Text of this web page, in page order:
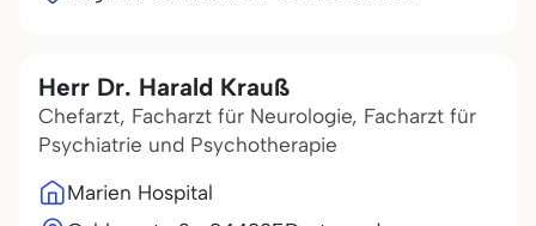
Herr Dr. Harald Krauß
Chefarzt, Facharzt für Neurologie, Facharzt für
Psychiatrie und Psychotherapie
Marien Hospital